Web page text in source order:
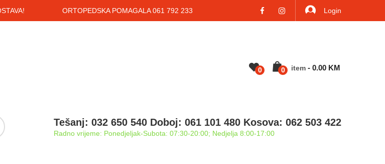
ORTOPEDSKA POMAGALA 061 792 233 Login
0 0 Item - 0.00 KM
Tešanj: 032 650 540 Doboj: 061 101 480 Kosova: 062 503 422
Radno vrijeme: Ponedjeljak-Subota: 07:30-20:00; Nedjelja 8:00-17:00